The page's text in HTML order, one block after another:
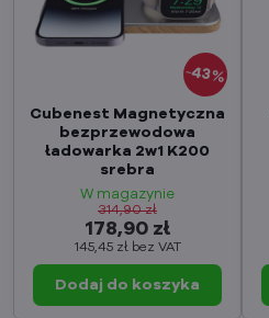
43%
Cubenest Magnetyczna
bezprzewodowa
ładowarka 2w1 K200
srebra
W magazynie
178,90 zł
145,45 zł bez VAT
314,90 zł
Dodaj do koszyka